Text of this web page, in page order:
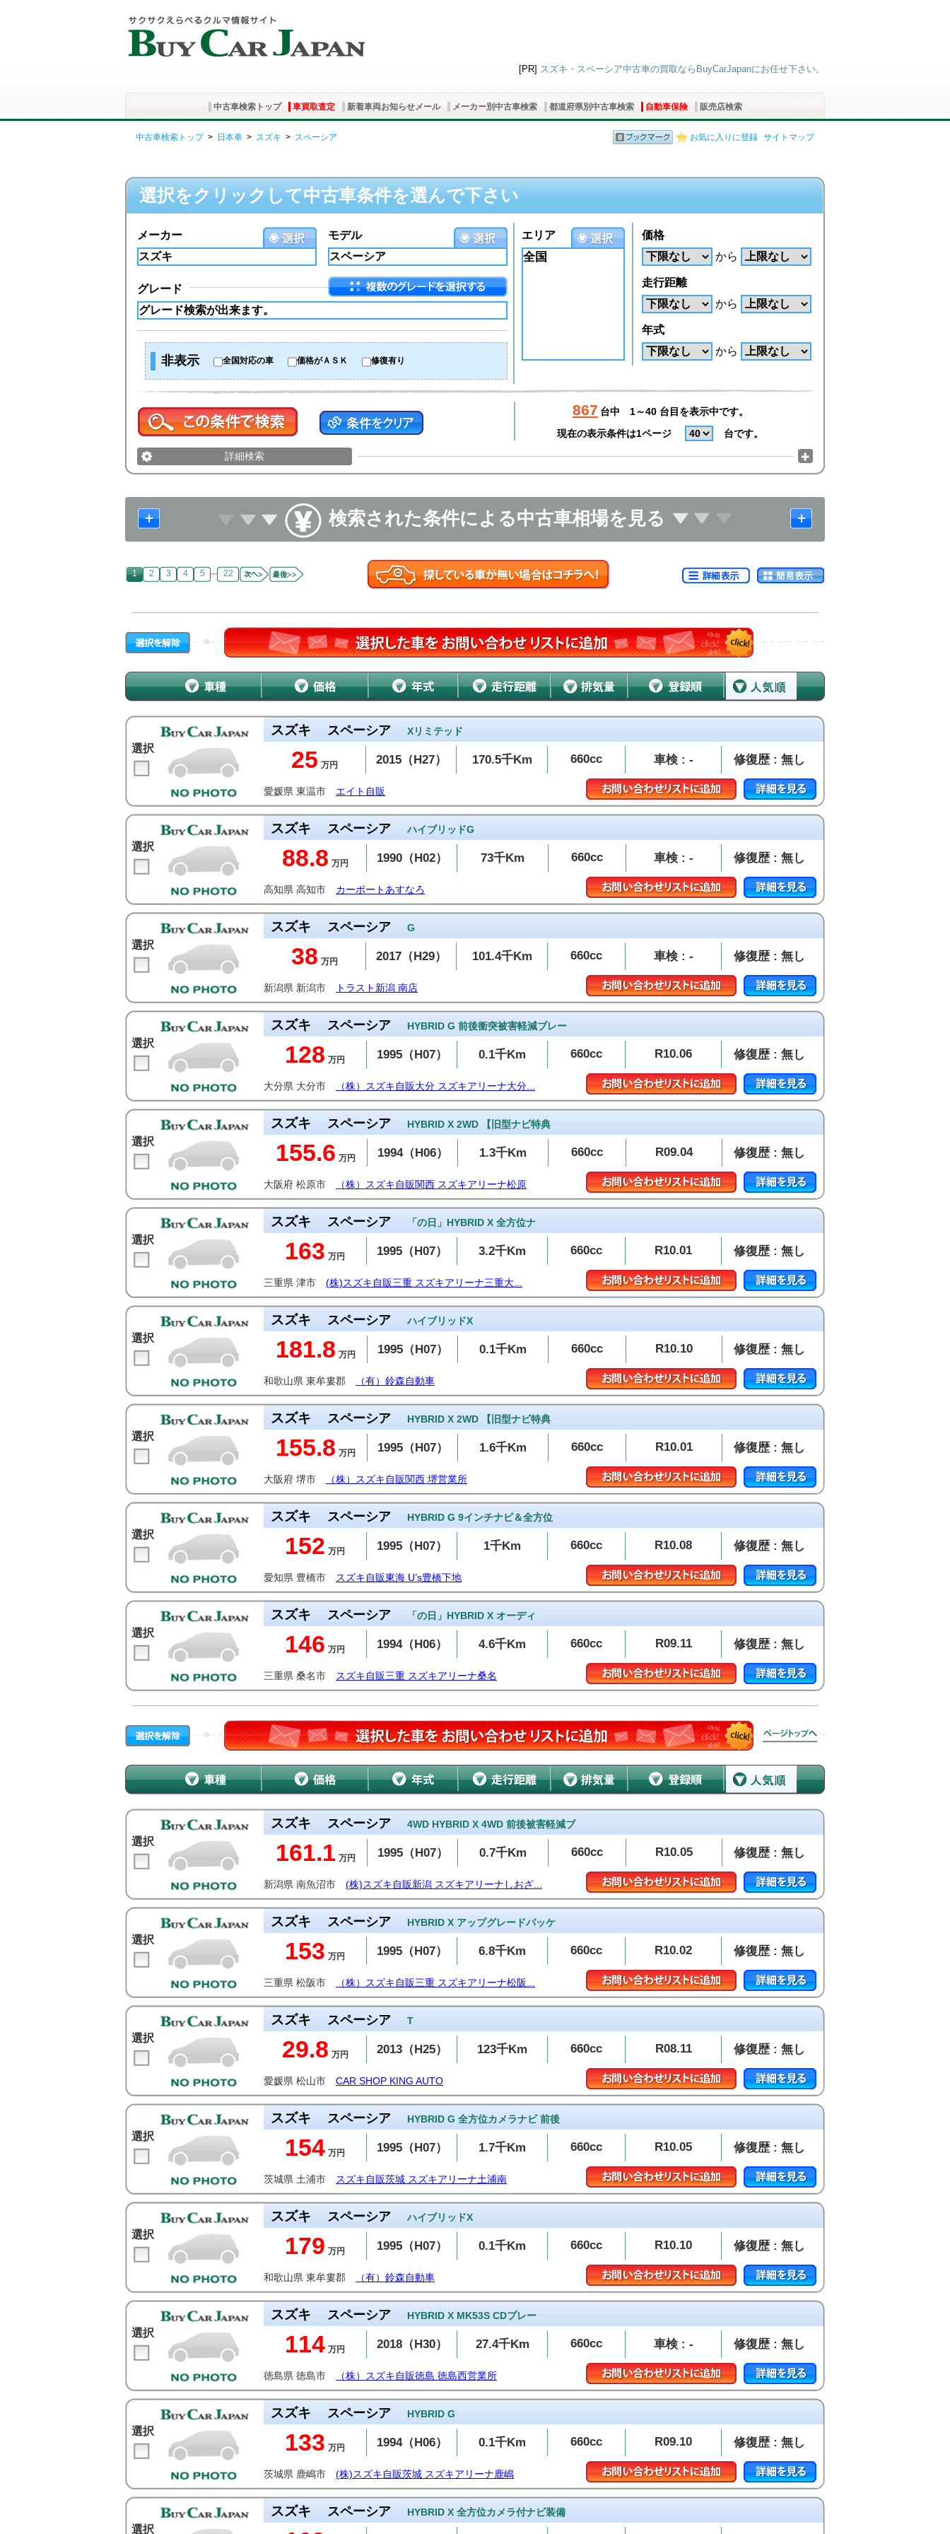
[PR] スズキ・スペーシア中古車の買取ならBuyCarJapanにお任せ下さい。
中古車検索トップ 車買取査定 新着車両お知らせメール メーカー別中古車検索 都道府県別中古車検索 自動車保険 販売店検索
お気に入りに登録 サイトマップ
中古車検索トップ> 日本車 > スズキ > スペーシア
選択をクリックして中古車条件を選んで下さい
モデル
メーカー
グレード
非表示 全国対応の車 価格がＡＳＫ 修復有り
エリア
全国
価格
から
走行距離
から
年式
から
867 台中
1～40 台目を表示中です。
現在の表示条件は1ページ
台です。
詳細検索
検索された条件による中古車相場を見る
1 2 3 4 5 ... 22
選択
スズキ スペーシア Xリミテッド
25 万円 2015（H27） 170.5千Km 660cc 車検 : - 修復歴 : 無し
愛媛県 東温市 エイト自販
選択
スズキ スペーシア ハイブリッドG
88.8 万円 1990（H02） 73千Km 660cc 車検 : - 修復歴 : 無し
高知県 高知市 カーポートあすなろ
選択
スズキ スペーシア G
38 万円 2017（H29） 101.4千Km 660cc 車検 : - 修復歴 : 無し
新潟県 新潟市 トラスト新潟 南店
選択
スズキ スペーシア HYBRID G 前後衝突被害軽減ブレー
128 万円 1995（H07） 0.1千Km 660cc R10.06 修復歴 : 無し
大分県 大分市 （株）スズキ自販大分 スズキアリーナ大分...
選択
スズキ スペーシア HYBRID X 2WD 【旧型ナビ特典
155.6 万円 1994（H06） 1.3千Km 660cc R09.04 修復歴 : 無し
大阪府 松原市 （株）スズキ自販関西 スズキアリーナ松原
選択
スズキ スペーシア 「の日」HYBRID X 全方位ナ
163 万円 1995（H07） 3.2千Km 660cc R10.01 修復歴 : 無し
三重県 津市 (株)スズキ自販三重 スズキアリーナ三重大...
選択
スズキ スペーシア ハイブリッドX
181.8 万円 1995（H07） 0.1千Km 660cc R10.10 修復歴 : 無し
和歌山県 東牟婁郡 （有）鈴森自動車
選択
スズキ スペーシア HYBRID X 2WD 【旧型ナビ特典
155.8 万円 1995（H07） 1.6千Km 660cc R10.01 修復歴 : 無し
大阪府 堺市 （株）スズキ自販関西 堺営業所
選択
スズキ スペーシア HYBRID G 9インチナビ＆全方位
152 万円 1995（H07） 1千Km 660cc R10.08 修復歴 : 無し
愛知県 豊橋市 スズキ自販東海 U’s豊橋下地
選択
スズキ スペーシア 「の日」HYBRID X オーディ
146 万円 1994（H06） 4.6千Km 660cc R09.11 修復歴 : 無し
三重県 桑名市 スズキ自販三重 スズキアリーナ桑名
選択
スズキ スペーシア 4WD HYBRID X 4WD 前後被害軽減ブ
161.1 万円 1995（H07） 0.7千Km 660cc R10.05 修復歴 : 無し
新潟県 南魚沼市 (株)スズキ自販新潟 スズキアリーナしおざ...
選択
スズキ スペーシア HYBRID X アップグレードパッケ
153 万円 1995（H07） 6.8千Km 660cc R10.02 修復歴 : 無し
三重県 松阪市 （株）スズキ自販三重 スズキアリーナ松阪...
選択
スズキ スペーシア T
29.8 万円 2013（H25） 123千Km 660cc R08.11 修復歴 : 無し
愛媛県 松山市 CAR SHOP KING AUTO
選択
スズキ スペーシア HYBRID G 全方位カメラナビ 前後
154 万円 1995（H07） 1.7千Km 660cc R10.05 修復歴 : 無し
茨城県 土浦市 スズキ自販茨城 スズキアリーナ土浦南
選択
スズキ スペーシア ハイブリッドX
179 万円 1995（H07） 0.1千Km 660cc R10.10 修復歴 : 無し
和歌山県 東牟婁郡 （有）鈴森自動車
選択
スズキ スペーシア HYBRID X MK53S CDプレー
114 万円 2018（H30） 27.4千Km 660cc 車検 : - 修復歴 : 無し
徳島県 徳島市 （株）スズキ自販徳島 徳島西営業所
選択
スズキ スペーシア HYBRID G
133 万円 1994（H06） 0.1千Km 660cc R09.10 修復歴 : 無し
茨城県 鹿嶋市 (株)スズキ自販茨城 スズキアリーナ鹿嶋
選択
スズキ スペーシア HYBRID X 全方位カメラ付ナビ装備